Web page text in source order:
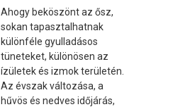
Ahogy beköszönt az ősz,
sokan tapasztalhatnak
különféle gyulladásos
tüneteket, különösen az
ízületek és izmok területén.
Az évszak változása, a
hűvös és nedves időjárás,